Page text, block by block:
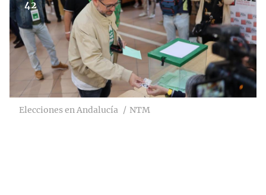
42
Elecciones en Andalucía NTM